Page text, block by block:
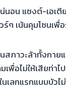
น แซงต์-เอเตีย
ร์ๆ เน้นคุมโซนเ
ภาวะล้าทั้งกา
เพื่อไม่ให้เสียท่
ลกแรกแบบบัวไ